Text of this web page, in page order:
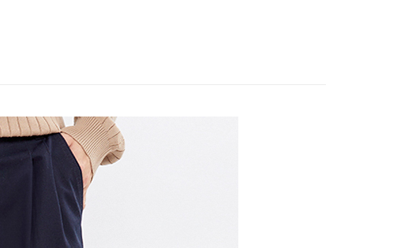
免運費
宅配(離島)
每筆NT$280
每筆NT$130，滿NT$1,000(含以上)免運費